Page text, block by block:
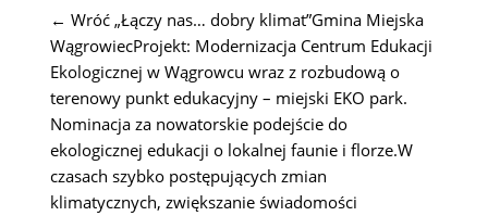
← Wróć „Łączy nas… dobry klimat”Gmina Miejska
WągrowiecProjekt: Modernizacja Centrum Edukacji
Ekologicznej w Wągrowcu wraz z rozbudową o
terenowy punkt edukacyjny – miejski EKO park.
Nominacja za nowatorskie podejście do
ekologicznej edukacji o lokalnej faunie i florze.W
czasach szybko postępujących zmian
klimatycznych, zwiększanie świadomości